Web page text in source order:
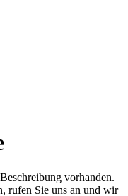
vorhanden.
rufen Sie uns an und wir